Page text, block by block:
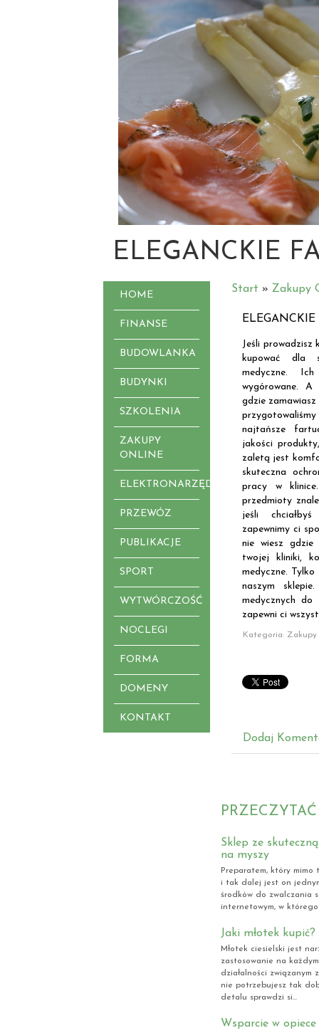
ELEGANCKIE
HOME
FINANSE
BUDOWLANKA
BUDYNKI
SZKOLENIA
ZAKUPY
ONLINE
ELEKTRONARZĘDZIA
PRZEWÓZ
PUBLIKACJE
SPORT
WYTWÓRCZOŚĆ
NOCLEGI
FORMA
DOMENY
KONTAKT
Start » Zakupy
Jeśli prowadzisz
kupować dla
medyczne.
wygórowane.
gdzie
przygotowaliśmy
najtańsze
jakości
zaletą jest
skuteczna
pracy w
przedmioty
jeśli
zapewnimy ci
nie wiesz gdzie
twojej kliniki,
medyczne.
naszym
medycznych do
zapewni ci
Kategoria:
Dodaj
Sklep ze
na myszy
Preparatem, który
i tak dalej jest on
środków do zwalczania
internetowym, w
Jaki młotek kupić?
Młotek ciesielski jest
zastosowanie na
działalności związanym
nie potrzebujesz tak
detalu sprawdzi si...
Wsparcie w